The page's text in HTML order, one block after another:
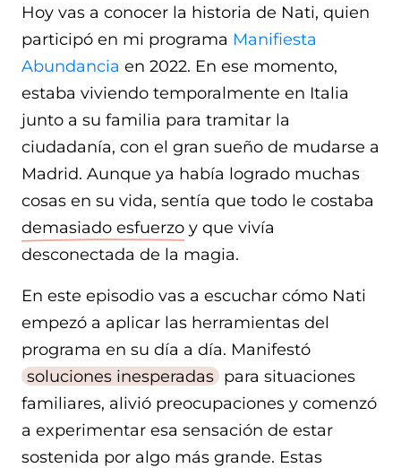
Hoy vas a conocer la historia de Nati, quien
participó en mi programa Manifiesta
Abundancia en 2022. En ese momento,
estaba viviendo temporalmente en Italia
junto a su familia para tramitar la
ciudadanía, con el gran sueño de mudarse a
Madrid. Aunque ya había logrado muchas
cosas en su vida, sentía que todo le costaba
demasiado esfuerzoy que vivía
desconectada de la magia.
En este episodio vas a escuchar cómo Nati
empezó a aplicar las herramientas del
programa en su día a día. Manifestó
soluciones inesperadas para situaciones
familiares, alivió preocupaciones y comenzó
a experimentar esa sensación de estar
sostenida por algo más grande. Estas